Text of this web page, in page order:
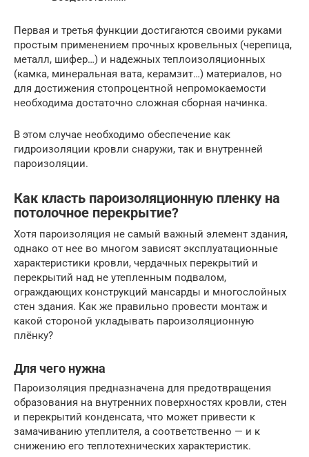
Первая и третья функции достигаются своими руками
простым применением прочных кровельных (черепица,
металл, шифер…) и надежных теплоизоляционных
(камка, минеральная вата, керамзит…) материалов, но
для достижения стопроцентной непромокаемости
необходима достаточно сложная сборная начинка.
В этом случае необходимо обеспечение как
гидроизоляции кровли снаружи, так и внутренней
пароизоляции.
Как класть пароизоляционную пленку на
потолочное перекрытие?
Хотя пароизоляция не самый важный элемент здания,
однако от нее во многом зависят эксплуатационные
характеристики кровли, чердачных перекрытий и
перекрытий над не утепленным подвалом,
ограждающих конструкций мансарды и многослойных
стен здания. Как же правильно провести монтаж и
какой стороной укладывать пароизоляционную
плёнку?
Для чего нужна
Пароизоляция предназначена для предотвращения
образования на внутренних поверхностях кровли, стен
и перекрытий конденсата, что может привести к
замачиванию утеплителя, а соответственно — и к
снижению его теплотехнических характеристик.